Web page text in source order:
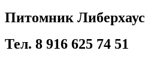
Питомник Либерхаус
Тел. 8 916 625 74 51